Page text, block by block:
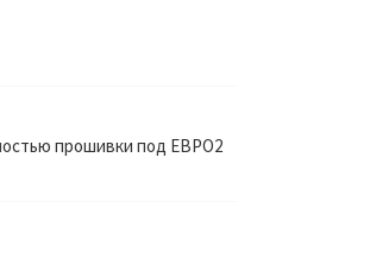
прошивки под ЕВРО2